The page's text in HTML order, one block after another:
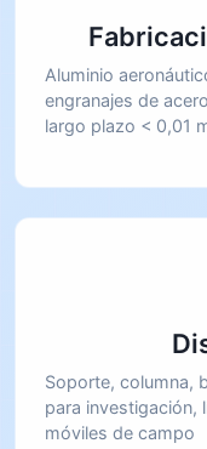
Aluminio
engranajes de
largo plazo < 0,01
Soporte, columna,
para investigación,
móviles de campo